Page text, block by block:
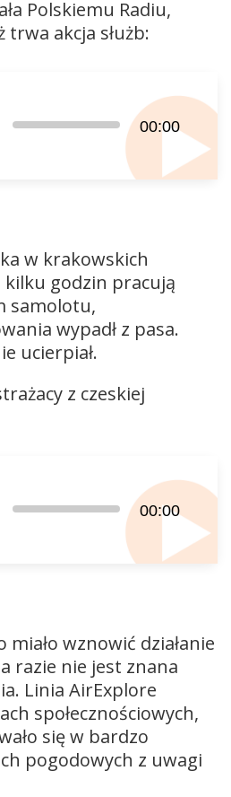
Polskiemu Radiu,
trwa akcja służb:
00:00
w krakowskich
kilku godzin pracują
samolotu,
wypadł z pasa.
ucierpiał.
z czeskiej
00:00
wznowić działanie
razie nie jest znana
Linia AirExplore
społecznościowych,
się w bardzo
pogodowych z uwagi